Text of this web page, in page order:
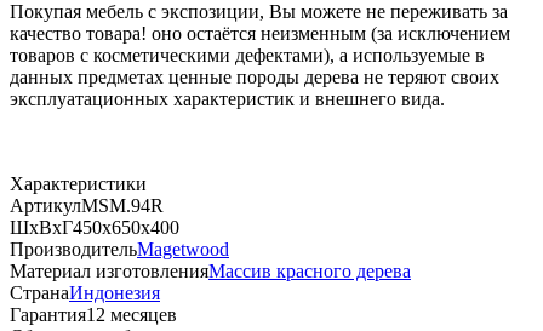
Покупая мебель с экспозиции, Вы можете не переживать за
качество товара! оно остаётся неизменным (за исключением
товаров с косметическими дефектами), а используемые в
данных предметах ценные породы дерева не теряют своих
эксплуатационных характеристик и внешнего вида.
Характеристики
АртикулMSM.94R
ШхВхГ450х650х400
ПроизводительMagetwood
Материал изготовленияМассив красного дерева
СтранаИндонезия
Гарантия12 месяцев